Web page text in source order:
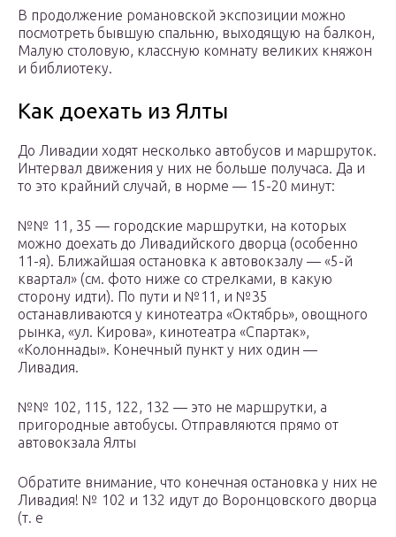
В продолжение романовской экспозиции можно
посмотреть бывшую спальню, выходящую на балкон,
Малую столовую, классную комнату великих княжон
и библиотеку.
Как доехать из Ялты
До Ливадии ходят несколько автобусов и маршруток.
Интервал движения у них не больше получаса. Да и
то это крайний случай, в норме — 15-20 минут:
№№ 11, 35 — городские маршрутки, на которых
можно доехать до Ливадийского дворца (особенно
11-я). Ближайшая остановка к автовокзалу — «5-й
квартал» (см. фото ниже со стрелками, в какую
сторону идти). По пути и №11, и №35
останавливаются у кинотеатра «Октябрь», овощного
рынка, «ул. Кирова», кинотеатра «Спартак»,
«Колоннады». Конечный пункт у них один —
Ливадия.
№№ 102, 115, 122, 132 — это не маршрутки, а
пригородные автобусы. Отправляются прямо от
автовокзала Ялты
Обратите внимание, что конечная остановка у них не
Ливадия! № 102 и 132 идут до Воронцовского дворца
(т. е